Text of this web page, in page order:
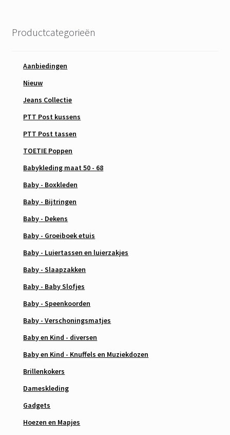
Productcategorieën
Aanbiedingen
Nieuw
Jeans Collectie
PTT Post kussens
PTT Post tassen
TOETIE Poppen
Babykleding maat 50 - 68
Baby - Boxkleden
Baby - Bijtringen
Baby - Dekens
Baby - Groeiboek etuis
Baby - Luiertassen en luierzakjes
Baby - Slaapzakken
Baby - Baby Slofjes
Baby - Speenkoorden
Baby - Verschoningsmatjes
Baby en Kind - diversen
Baby en Kind - Knuffels en Muziekdozen
Brillenkokers
Dameskleding
Gadgets
Hoezen en Mapjes